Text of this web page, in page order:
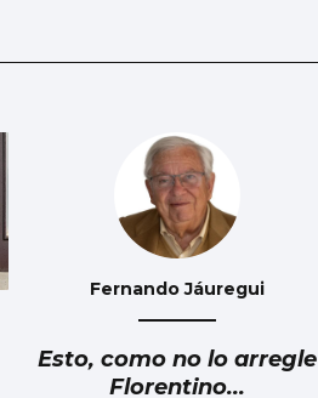
Fernando Jáuregui
Esto, como no lo arregle
Florentino...